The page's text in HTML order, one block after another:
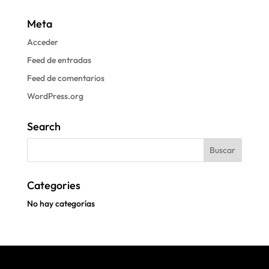
Meta
Acceder
Feed de entradas
Feed de comentarios
WordPress.org
Search
Categories
No hay categorías